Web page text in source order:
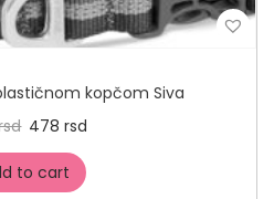
kopčom Siva
478rsd
to cart